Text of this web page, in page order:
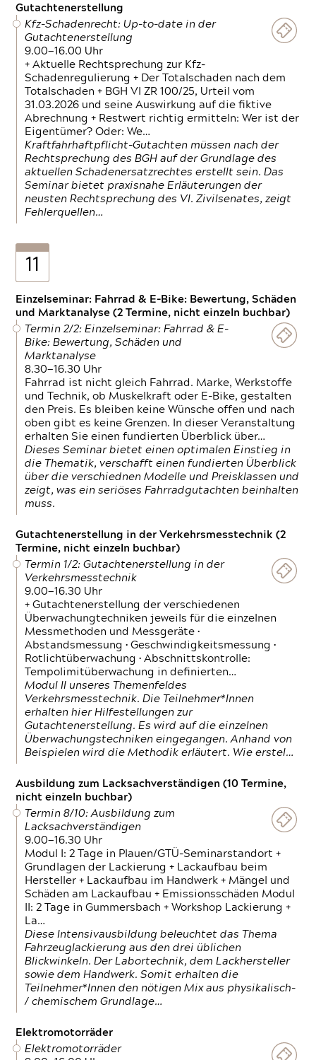
Gutachtenerstellung
Kfz-Schadenrecht: Up-to-date in der
Gutachtenerstellung
9.00—16.00 Uhr
+ Aktuelle Rechtsprechung zur Kfz-
Schadenregulierung + Der Totalschaden nach dem
Totalschaden + BGH VI ZR 100/25, Urteil vom
31.03.2026 und seine Auswirkung auf die fiktive
Abrechnung + Restwert richtig ermitteln: Wer ist der
Eigentümer? Oder: We…
Kraftfahrhaftpflicht-Gutachten müssen nach der
Rechtsprechung des BGH auf der Grundlage des
aktuellen Schadenersatzrechtes erstellt sein. Das
Seminar bietet praxisnahe Erläuterungen der
neusten Rechtsprechung des VI. Zivilsenates, zeigt
Fehlerquellen…
11
Einzelseminar: Fahrrad & E-Bike: Bewertung, Schäden
und Marktanalyse (2 Termine, nicht einzeln buchbar)
Termin 2/2: Einzelseminar: Fahrrad & E-
Bike: Bewertung, Schäden und
Marktanalyse
8.30—16.30 Uhr
Fahrrad ist nicht gleich Fahrrad. Marke, Werkstoffe
und Technik, ob Muskelkraft oder E-Bike, gestalten
den Preis. Es bleiben keine Wünsche offen und nach
oben gibt es keine Grenzen. In dieser Veranstaltung
erhalten Sie einen fundierten Überblick über…
Dieses Seminar bietet einen optimalen Einstieg in
die Thematik, verschafft einen fundierten Überblick
über die verschiednen Modelle und Preisklassen und
zeigt, was ein seriöses Fahrradgutachten beinhalten
muss.
Gutachtenerstellung in der Verkehrsmesstechnik (2
Termine, nicht einzeln buchbar)
Termin 1/2: Gutachtenerstellung in der
Verkehrsmesstechnik
9.00—16.30 Uhr
+ Gutachtenerstellung der verschiedenen
Überwachungtechniken jeweils für die einzelnen
Messmethoden und Messgeräte •
Abstandsmessung • Geschwindigkeitsmessung •
Rotlichtüberwachung • Abschnittskontrolle:
Tempolimitüberwachung in definierten…
Modul II unseres Themenfeldes
Verkehrsmesstechnik. Die Teilnehmer*Innen
erhalten hier Hilfestellungen zur
Gutachtenerstellung. Es wird auf die einzelnen
Überwachungstechniken eingegangen. Anhand von
Beispielen wird die Methodik erläutert. Wie erstel…
Ausbildung zum Lacksachverständigen (10 Termine,
nicht einzeln buchbar)
Termin 8/10: Ausbildung zum
Lacksachverständigen
9.00—16.30 Uhr
Modul I: 2 Tage in Plauen/GTÜ-Seminarstandort +
Grundlagen der Lackierung + Lackaufbau beim
Hersteller + Lackaufbau im Handwerk + Mängel und
Schäden am Lackaufbau + Emissionsschäden Modul
II: 2 Tage in Gummersbach + Workshop Lackierung +
La…
Diese Intensivausbildung beleuchtet das Thema
Fahrzeuglackierung aus den drei üblichen
Blickwinkeln. Der Labortechnik, dem Lackhersteller
sowie dem Handwerk. Somit erhalten die
Teilnehmer*Innen den nötigen Mix aus physikalisch-
/ chemischem Grundlage…
Elektromotorräder
Elektromotorräder